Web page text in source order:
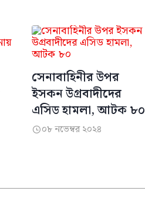
সেনাবাহিনীর উপর
ইসকন উগ্রবাদীদের
এসিড হামলা, আটক ৮০
০৮ নভেম্বর ২০২৪